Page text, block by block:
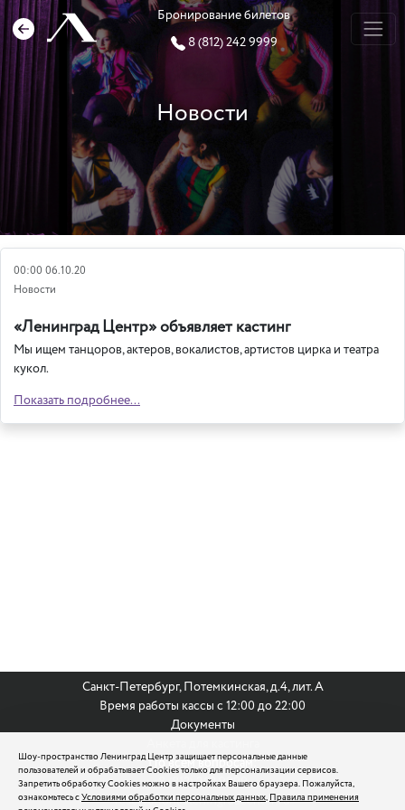
Шоу-пространство Ленинград Центр защищает персональные данные
пользователей и обрабатывает Cookies только для персонализации сервисов.
Запретить обработку Cookies можно в настройках Вашего браузера. Пожалуйста,
ознакомьтесь сУсловиями обработки персональных данных,Правила применения
Бронирование билетов
8 (812) 242 9999
Новости
00:00 06.10.20
Новости
«Ленинград Центр» объявляет кастинг
Мы ищем танцоров, актеров, вокалистов, артистов цирка и театра
кукол.
Показать подробнее...
Санкт-Петербург, Потемкинская, д.4, лит. А
Время работы кассы с 12:00 до 22:00
Документы
По всем вопросам:
8 (812) 242 9999
reservation@leningradcenter.ru